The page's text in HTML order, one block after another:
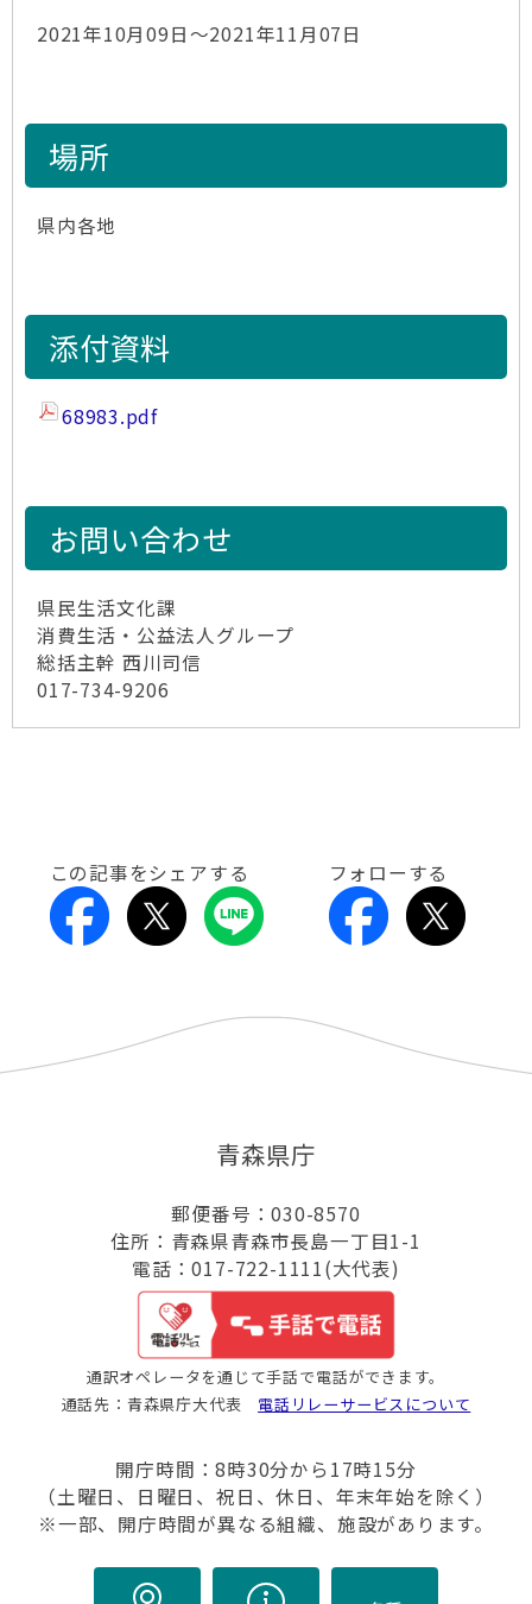
2021年10月09日～2021年11月07日
場所
県内各地
添付資料
68983.pdf
お問い合わせ
県民生活文化課
消費生活・公益法人グループ
総括主幹 西川司信
017-734-9206
この記事をシェアする フォローする
青森県庁
郵便番号：030-8570
住所：青森県青森市長島一丁目1-1
電話：017-722-1111(大代表)
通訳オペレータを通じて手話で電話ができます。
通話先：青森県庁大代表 電話リレーサービスについて
開庁時間：8時30分から17時15分
（土曜日、日曜日、祝日、休日、年末年始を除く）
※一部、開庁時間が異なる組織、施設があります。